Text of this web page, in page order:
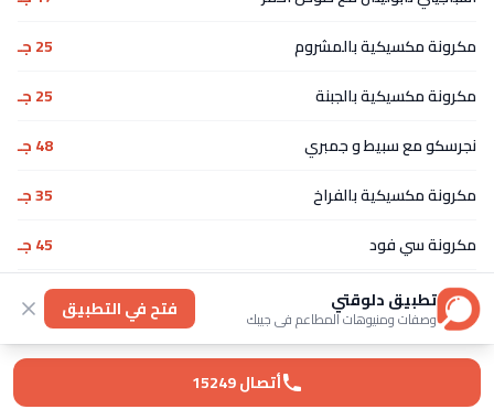
مكرونة مكسيكية بالمشروم
25 جـ
مكرونة مكسيكية بالجبنة
25 جـ
نجرسكو مع سبيط و جمبري
48 جـ
مكرونة مكسيكية بالفراخ
35 جـ
مكرونة سي فود
45 جـ
بنا ارابياتا
25 جـ
مكرونة مكسيكية باللحم
40 جـ
أتصال 15249
تطبيق دلوقتي
وصفات ومنيوهات المطاعم في جيبك فتح في التطبيق